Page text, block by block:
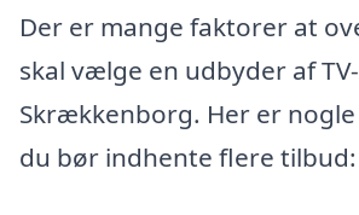
Der er mange faktorer at
skal vælge en udbyder af
Skrækkenborg. Her er
du bør indhente flere tilbud: